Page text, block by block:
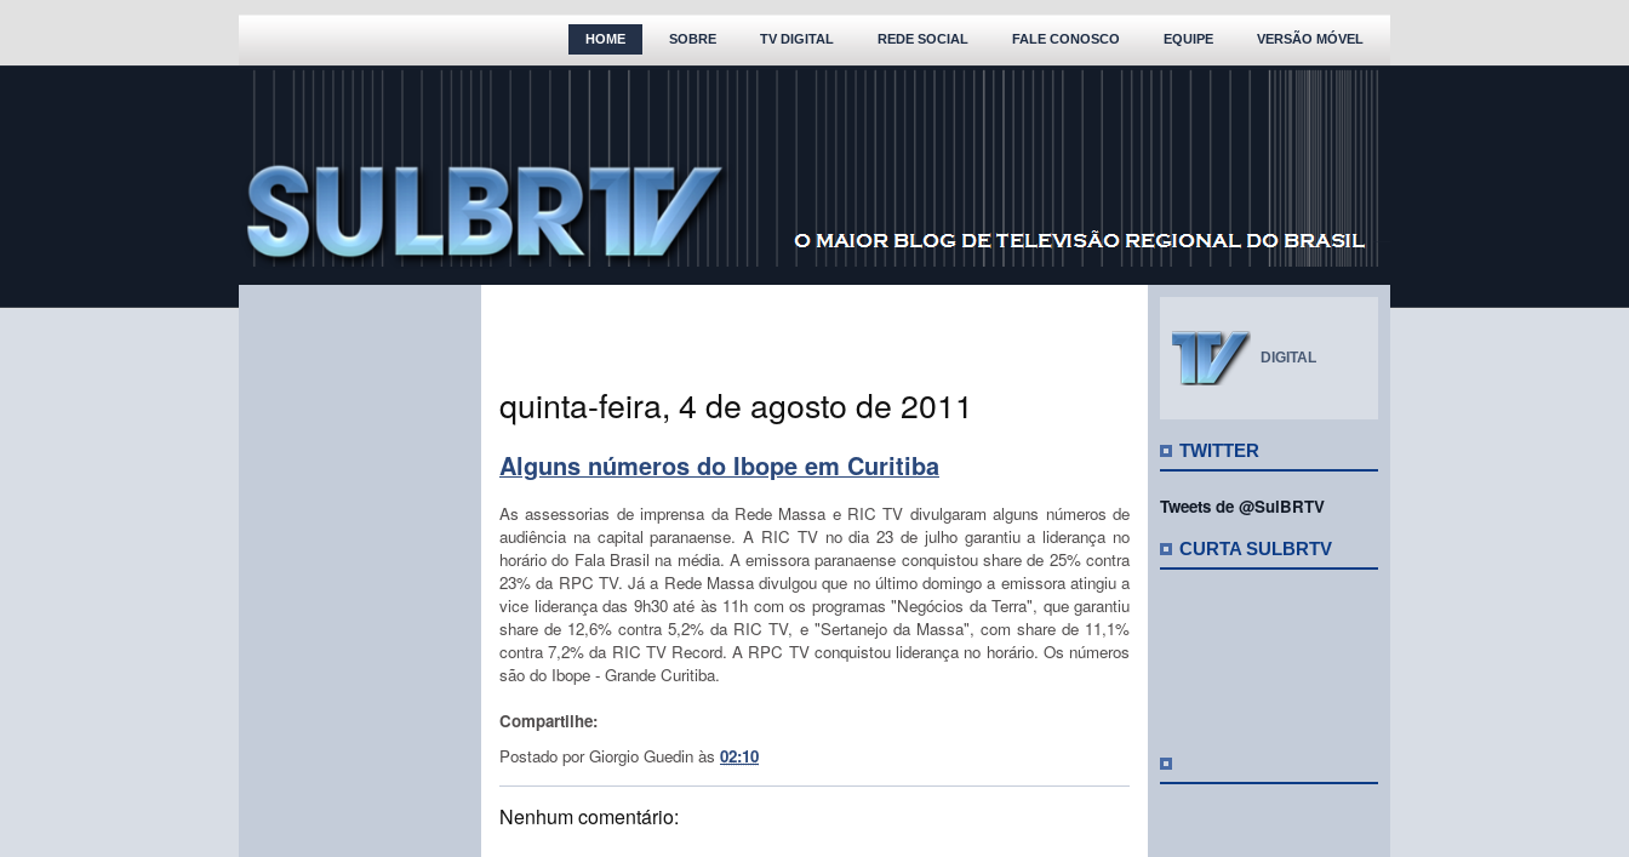
HOME SOBRE TV DIGITAL REDE SOCIAL FALE CONOSCO EQUIPE VERSÃO MÓVEL
quinta-feira, 4 de agosto de 2011
Alguns números do Ibope em Curitiba
As assessorias de imprensa da Rede Massa e RIC TV divulgaram alguns números de
audiência na capital paranaense. A RIC TV no dia 23 de julho garantiu a liderança no
horário do Fala Brasil na média. A emissora paranaense conquistou share de 25% contra
23% da RPC TV. Já a Rede Massa divulgou que no último domingo a emissora atingiu a
vice liderança das 9h30 até às 11h com os programas "Negócios da Terra", que garantiu
share de 12,6% contra 5,2% da RIC TV, e "Sertanejo da Massa", com share de 11,1%
contra 7,2% da RIC TV Record. A RPC TV conquistou liderança no horário. Os números
são do Ibope - Grande Curitiba.
Compartilhe:
Postado porGiorgio Guedin às 02:10
Nenhum comentário:
DIGITAL
TWITTER
Tweets de @SulBRTV
CURTA SULBRTV